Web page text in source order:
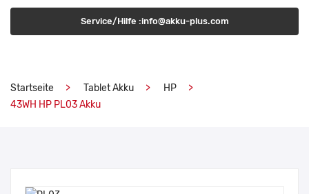
Service/Hilfe :info@akku-plus.com
Startseite Tablet Akku
HP
43WH HP PL03 Akku